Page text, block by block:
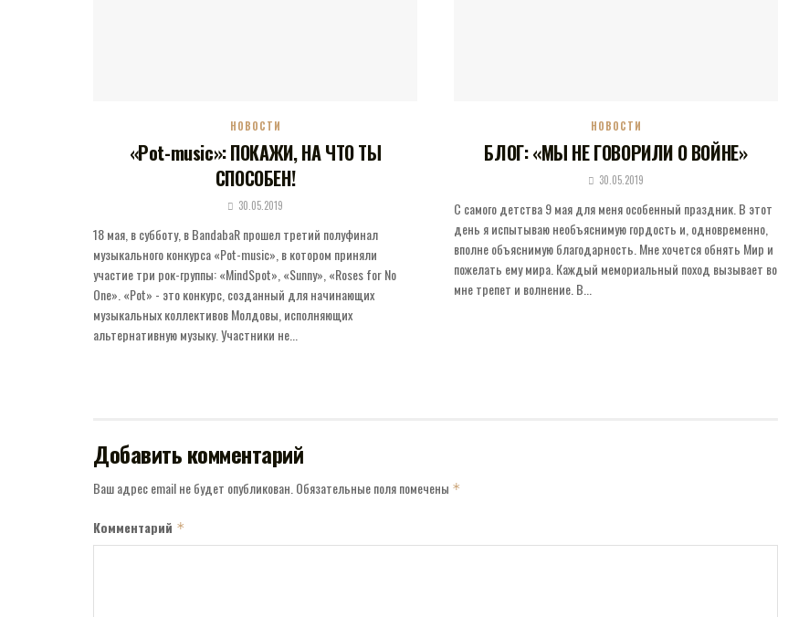
НОВОСТИ
«Pot-music»: ПОКАЖИ, НА ЧТО ТЫ
СПОСОБЕН!
30.05.2019
18 мая, в субботу, в BandabaR прошел третий полуфинал
музыкального конкурса «Pot-music», в котором приняли
участие три рок-группы: «MindSpot», «Sunny», «Roses for No
One». «Pot» - это конкурс, созданный для начинающих
музыкальных коллективов Молдовы, исполняющих
альтернативную музыку. Участники не...
НОВОСТИ
БЛОГ: «МЫ НЕ ГОВОРИЛИ О ВОЙНЕ»
30.05.2019
С самого детства 9 мая для меня особенный праздник. В этот
день я испытываю необъяснимую гордость и, одновременно,
вполне объяснимую благодарность. Мне хочется обнять Мир и
пожелать ему мира. Каждый мемориальный поход вызывает во
мне трепет и волнение. В...
Добавить комментарий
Ваш адрес email не будет опубликован. Обязательные поля помечены *
Комментарий *